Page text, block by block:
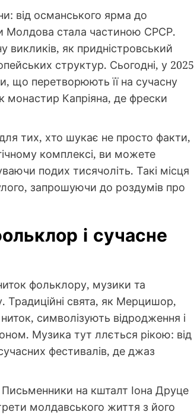
від османського ярма до
Молдова стала частиною СРСР.
викликів, як придністровський
структур. Сьогодні, у 2025
що перетворюють її на сучасну
монастир Капріяна, де фрески
тих, хто шукає не просто факти,
комплексі, ви можете
подих тисячоліть. Такі місця
запрошуючи до роздумів про
і сучасне
фольклору, музики та
Традиційні свята, як Мерцишор,
символізують відродження і
Музика тут ллється рікою: від
фестивалів, де джаз
Письменники на кшталт Іона Друце
молдавського життя з його